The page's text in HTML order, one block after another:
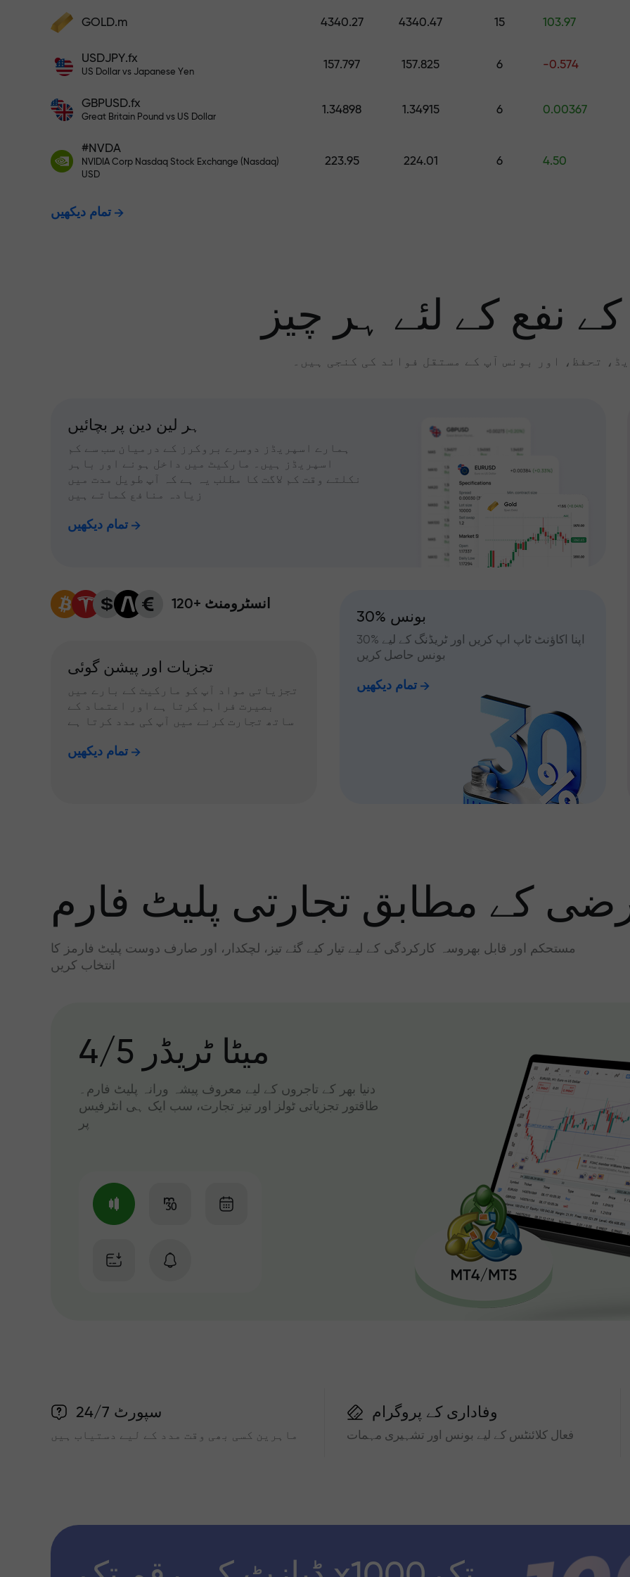
فنڈز جمع کریں اور اپنے ڈپازٹ سے 1,000 گنا بڑا
نہیں ہے۔ ڈپازٹ جتنا بڑا ہوگا، اتنا
ہی زیادہ ضرب ہوگا۔
اپنے اکاونٹ میں جمع کروائیں $333 — اور حاصل کریں تک کا تحفہ $1,500
سے پاک تجارت - ہم آپ کے
منافع کی ضمانت دیتے ہیں۔
X1000 تک کا بونس — مارکیٹ میں
GOLD.m 4340.27 4340.47 15 103.97
USDJPY.fx
US Dollar vs Japanese Yen
157.797 157.825 6 -0.574
GBPUSD.fx
Great Britain Pound vs US Dollar
1.34898 1.34915 6 0.00367
#NVDA
NVIDIA Corp Nasdaq Stock Exchange (Nasdaq)
USD
223.95 224.01 6 4.50
تمام دیکھیں
نفع کے لئے ہر چیز
تحفظ، اور بونس آپ کے مستقل فوائد کی کنجی ہیں۔
ہر لین دین پر بچائیں
ہمارے اسپریڈز دوسرے بروکرز کے درمیان سب سے کم
اسپریڈز ہیں۔ مارکیٹ میں داخل ہونے اور باہر
نکلتے وقت کم لاگت کا مطلب یہ ہے کہ آپ طویل مدت میں
زیادہ منافع کماتے ہیں
تمام دیکھیں
120+ انسٹرومنٹ
تجزیات اور پیشن گوئی
تجزیاتی مواد آپ کو مارکیٹ کے بارے میں
بصیرت فراہم کرتا ہے اور اعتماد کے
ساتھ تجارت کرنے میں آپ کی مدد کرتا ہے
تمام دیکھیں
30% بونس
اپنا اکاؤنٹ ٹاپ اپ کریں اور ٹریڈنگ کے لیے %30
بونس حاصل کریں
تمام دیکھیں
کے مطابق تجارتی پلیٹ فارم
مستحکم اور قابل بھروسہ کارکردگی کے لیے تیار کیے گئے تیز، لچکدار، اور صارف دوست پلیٹ فارمز کا
انتخاب کریں
میٹا ٹریڈر 4/5
دنیا بھر کے تاجروں کے لیے معروف پیشہ ورانہ پلیٹ فارم۔
طاقتور تجزیاتی ٹولز اور تیز تجارت، سب ایک ہی انٹرفیس
پر
سپورٹ 24/7
ماہرین کسی بھی وقت مدد کے لیے دستیاب ہیں
وفاداری کے پروگرام
فعال کلائنٹس کے لیے بونس اور تشہیری مہمات